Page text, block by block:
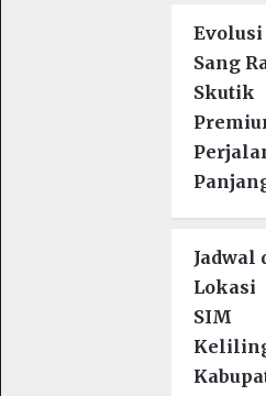
Evolusi
Sang
Skutik
Jadwal
Lokasi
SIM